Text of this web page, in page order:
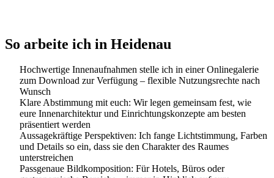
So arbeite ich in Heidenau
Hochwertige Innenaufnahmen stelle ich in einer Onlinegalerie
zum Download zur Verfügung – flexible Nutzungsrechte nach
Wunsch
Klare Abstimmung mit euch: Wir legen gemeinsam fest, wie
eure Innenarchitektur und Einrichtungskonzepte am besten
präsentiert werden
Aussagekräftige Perspektiven: Ich fange Lichtstimmung, Farben
und Details so ein, dass sie den Charakter des Raumes
unterstreichen
Passgenaue Bildkomposition: Für Hotels, Büros oder